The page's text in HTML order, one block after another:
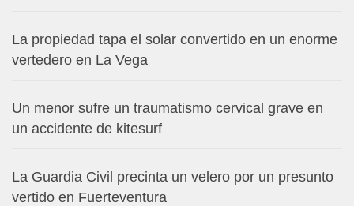
La propiedad tapa el solar convertido en un enorme
vertedero en La Vega
Un menor sufre un traumatismo cervical grave en
un accidente de kitesurf
La Guardia Civil precinta un velero por un presunto
vertido en Fuerteventura